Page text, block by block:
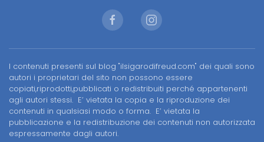
I contenuti presenti sul blog "ilsigarodifreud.com" dei quali sono
autori i proprietari del sito non possono essere
copiati,riprodotti,pubblicati o redistribuiti perché appartenenti
agli autori stessi. E’ vietata la copia e la riproduzione dei
contenuti in qualsiasi modo o forma. E’ vietata la
pubblicazione e la redistribuzione dei contenuti non autorizzata
espressamente dagli autori.